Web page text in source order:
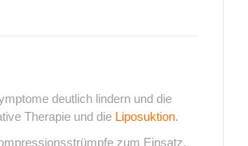
deutlich lindern und die
Therapie und die Liposuktion.
zum Einsatz,